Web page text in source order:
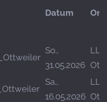
Datum Ort
So.,
31.05.2026
LLZ
Sa.,
16.05.2026
LLZ